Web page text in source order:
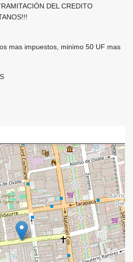
DEL CREDITO
mas impuestos, minimo 50 UF mas